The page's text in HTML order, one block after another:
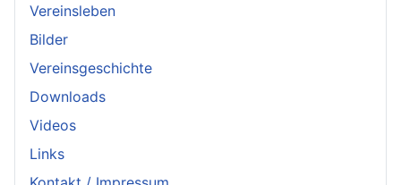
Vereinsleben
Bilder
Vereinsgeschichte
Downloads
Videos
Links